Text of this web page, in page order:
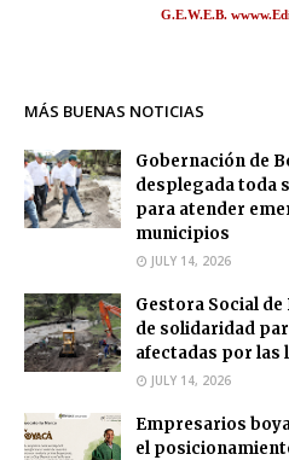
G.E.W.E.B.
MÁS BUENAS NOTICIAS
Gobernación de
desplegada toda
para atender
municipios
JULY 14, 2026
Gestora Social
de solidaridad
afectadas por las
JULY 14, 2026
Empresarios
el